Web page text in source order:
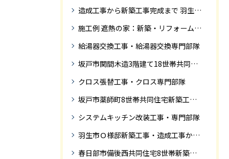
造成工事から新築工事完成まで 羽生市Ｓ様邸新築工事・
施工例 遮熱の家：新築・リフォーム ドローンにて空撮
給湯器交換工事・給湯器交換専門部隊
坂戸市関間木造3階建て18世帯共同住宅の完成迄紹介
クロス張替工事・クロス専門部隊
坂戸市薬師町8世帯共同住宅新築工事完成迄の紹介です
システムキッチン改装工事・専門部隊
羽生市Ｏ様邸新築工事・造成工事から住宅完成までの紹介
春日部市備後西共同住宅8世帯新築工事完成迄の紹介です。